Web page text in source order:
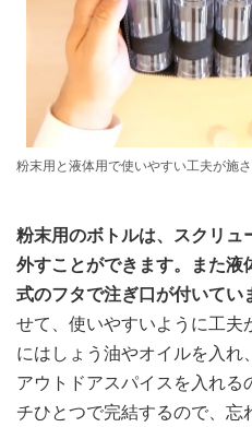
粉末用と液体用で使いやすい工夫が施
粉末用のボトルは、スクリュ
外すことができます。また液
式のフタで注ぎ口が付いてい
せて、使いやすいように工夫
にはしょう油やオイルを入れ
アウトドアスパイスを入れる
チひとつで完結するので、忘